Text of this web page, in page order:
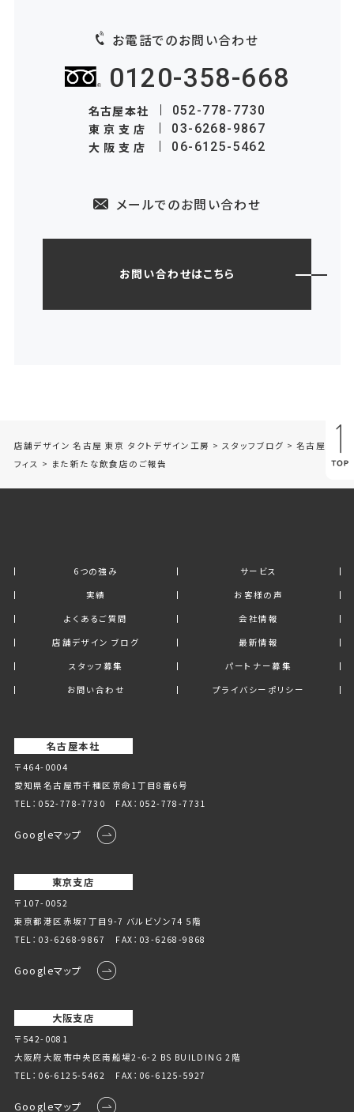
お電話でのお問い合わせ
0120-358-668
名古屋本社 052-778-7730
東京支店 03-6268-9867
大阪支店 06-6125-5462
メールでのお問い合わせ
お問い合わせはこちら
店舗デザイン 名古屋 東京 タクトデザイン工房 > スタッフブログ > 名古屋オ
フィス > また新たな飲食店のご報告
6つの強み
サービス
実績
お客様の声
よくあるご質問
会社情報
店舗デザイン ブログ
最新情報
スタッフ募集
パートナー募集
お問い合わせ
プライバシーポリシー
名古屋本社
〒464-0004
愛知県名古屋市千種区京命1丁⽬8番6号
TEL： 052-778-7730 FAX：052-778-7731
Googleマップ
東京支店
〒107-0052
東京都港区赤坂7丁目9-7 バルビゾン74 5階
TEL： 03-6268-9867 FAX：03-6268-9868
Googleマップ
大阪支店
〒542-0081
大阪府大阪市中央区南船場2-6-2 BS BUILDING 2階
TEL： 06-6125-5462 FAX：06-6125-5927
Googleマップ